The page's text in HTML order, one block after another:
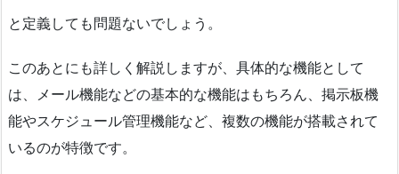
と定義しても問題ないでしょう。
このあとにも詳しく解説しますが、具体的な機能として
は、メール機能などの基本的な機能はもちろん、掲示板機
能やスケジュール管理機能など、複数の機能が搭載されて
いるのが特徴です。